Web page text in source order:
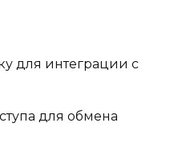
для интеграции с
для обмена